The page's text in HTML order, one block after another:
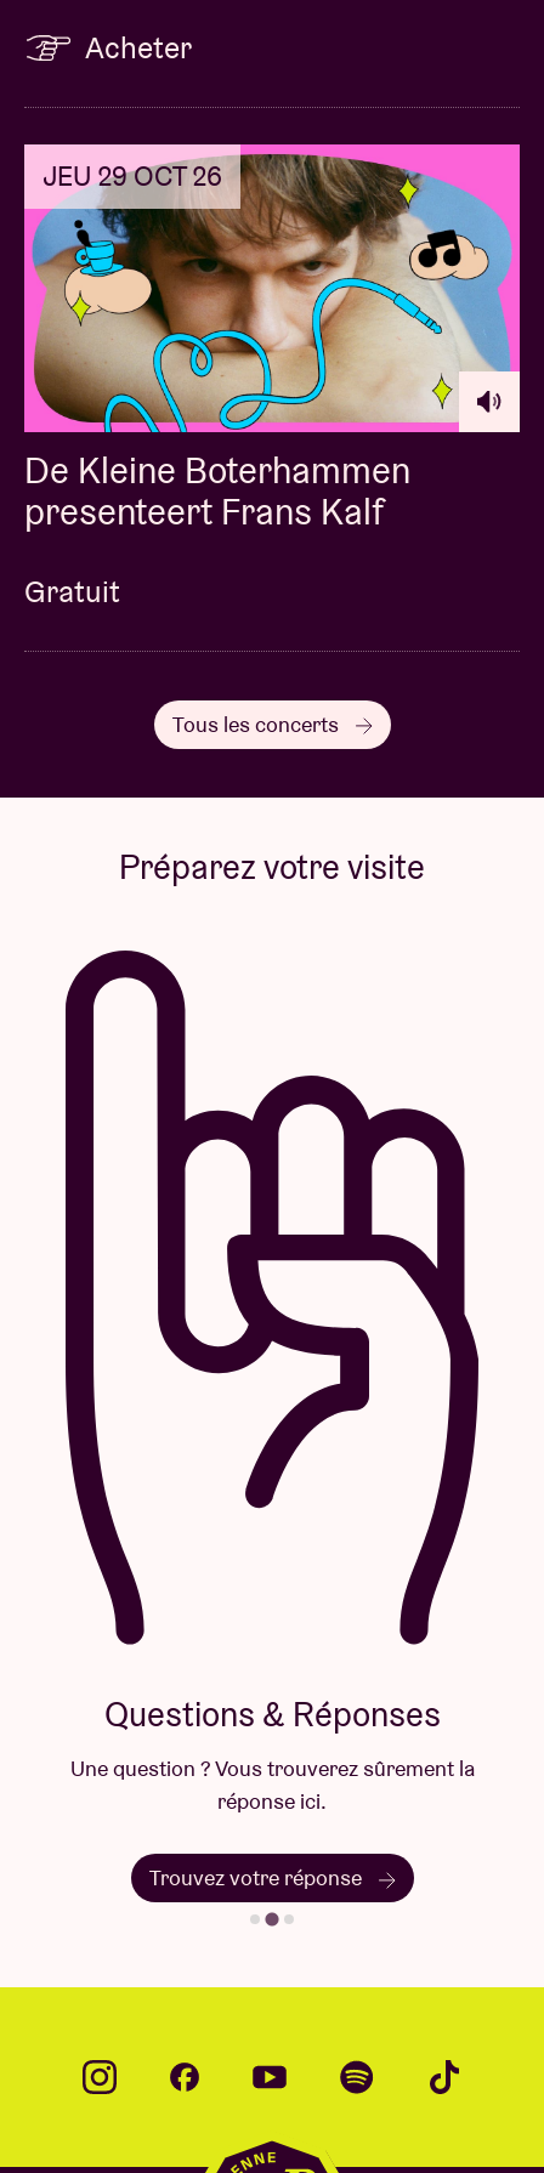
Acheter
JEU 29 OCT 26
De Kleine Boterhammen
presenteert Frans Kalf
Gratuit
Tous les concerts
Préparez votre visite
Questions & Réponses
Une question ? Vous trouverez sûrement la
réponse ici.
Trouvez votre réponse